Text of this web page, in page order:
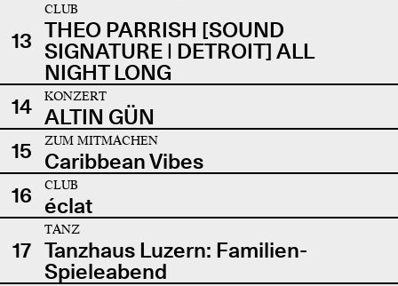
13
CLUB
THEO PARRISH [SOUND
SIGNATURE | DETROIT] ALL
NIGHT LONG
14
KONZERT
ALTIN GÜN
15
ZUM MITMACHEN
Caribbean Vibes
16
CLUB
éclat
17
TANZ
Tanzhaus Luzern: Familien-
Spieleabend